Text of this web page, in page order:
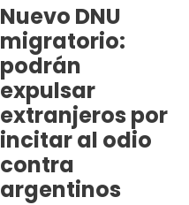
Nuevo DNU
migratorio:
podrán
expulsar
extranjeros por
incitar al odio
contra
argentinos